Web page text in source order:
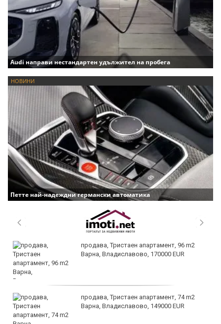
Audi направи нестандартен удължител на пробега
НОВИНИ
Петте най-надеждни германски автоматика
продава, Тристаен апартамент, 96 m2
Варна, Владиславово, 170000 EUR
продава, Тристаен апартамент, 74 m2
Варна, Владиславово, 149000 EUR